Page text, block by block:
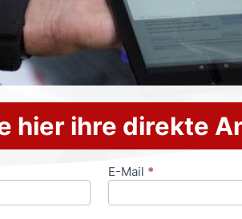
hier ihre direkte
E-Mail *